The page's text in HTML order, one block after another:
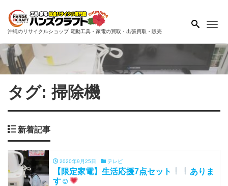
沖縄のリサイクルショップ 電動工具・家電の買取・出張買取・販売
タグ:掃除機
新着記事
2020年9月25日 テレビ
【限定家電】生活応援7点セット
ありま
す☺